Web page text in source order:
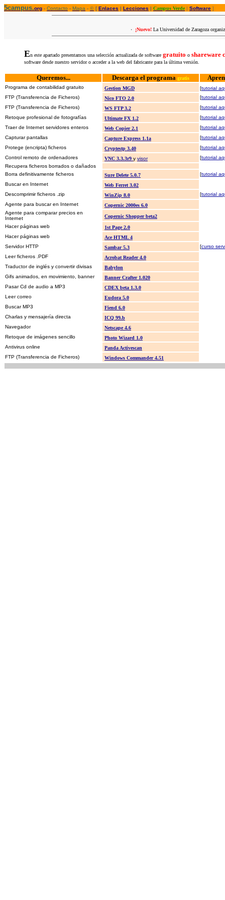
5campus.org - Contacto - Mapa - © [Enlaces | Lecciones | Campus Verde | Software ]
· ¡Nuevo! La Universidad de Zaragoza
En este apartado presentamos una selección actualizada de software gratuito o shareware
software desde nuestro servidor o acceder a la web del fabricante para la última versión.
Queremos... Descarga el programa gratis
Programa de contabilidad gratuito Gestion MGD [tutorial
FTP (Transferencia de Ficheros)
Nico FTO 2.0 [tutorial
FTP (Transferencia de Ficheros)
WS FTP 3.2 [tutorial
Retoque profesional de fotografías
Ultimate FX 1.2 [tutorial
Traer de Internet servidores enteros
Web Copier 2.1 [tutorial
Capturar pantallas
Capture Express 1.1a [tutorial
Protege (encripta) ficheros
Cryptestp 3.40 [tutorial
Control remoto de ordenadores
VNC 3.3.3r9 y visor [tutorial
Recupera ficheros borrados o dañados
Borra definitivamente ficheros
Sure Delete 5.0.7 [tutorial
Buscar en Internet
Web Ferret 3.02
Descomprimir ficheros .zip
WinZip 8.0 [tutorial
Agente para buscar en Internet
Copernic 2000es 6.0
Agente para comparar precios en
Internet
Copernic Shopper beta2
Hacer páginas web
1st Page 2.0
Hacer páginas web
Ace HTML 4
Servidor HTTP
Sambar 5.3 [curso
Leer ficheros .PDF
Acrobat Reader 4.0
Traductor de inglés y convertir divisas
Babylon
Gifs animados, en movimiento, banner
Banner Crafter 1.020
Pasar Cd de audio a MP3
CDEX beta 1.3.0
Leer correo
Eudora 5.0
Buscar MP3
Fiend 6.0
Charlas y mensajería directa
ICQ 99.b
Navegador
Netscape 4.6
Retoque de imágenes sencillo
Photo Wizard 1.0
Antivirus online
Panda Activescan
FTP (Transferencia de Ficheros)
Windows Commander 4.51